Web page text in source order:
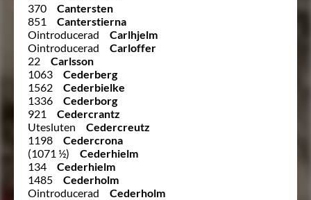
370
Cantersten
851
Canterstierna
Ointroducerad
Carlhjelm
Ointroducerad
Carloffer
22
Carlsson
1063
Cederberg
1562
Cederbielke
1336
Cederborg
921
Cedercrantz
Utesluten
Cedercreutz
1198
Cedercrona
(1071 ½)
Cederhielm
134
Cederhielm
1485
Cederholm
Ointroducerad
Cederholm